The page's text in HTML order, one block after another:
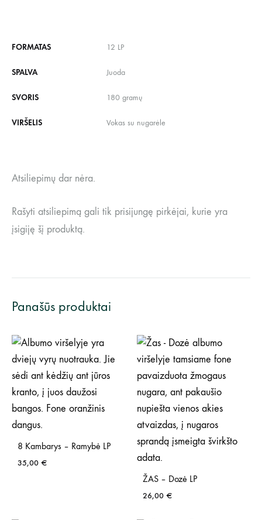
FORMATAS 12 LP
SPALVA Juoda
SVORIS 180 gramų
VIRŠELIS Vokas su nugarėle
Atsiliepimų dar nėra.
Rašyti atsiliepimą gali tik prisijungę pirkėjai, kurie yra
įsigiję šį produktą.
Panašūs produktai
8 Kambarys – Ramybė LP
35,00 €
ŽAS – Dozė LP
26,00 €